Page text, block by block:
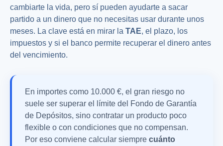
cambiarte la vida, pero sí pueden ayudarte a sacar
partido a un dinero que no necesitas usar durante unos
meses. La clave está en mirar la TAE, el plazo, los
impuestos y si el banco permite recuperar el dinero antes
del vencimiento.
En importes como 10.000 €, el gran riesgo no
suele ser superar el límite del Fondo de Garantía
de Depósitos, sino contratar un producto poco
flexible o con condiciones que no compensan.
Por eso conviene calcular siempre cuánto